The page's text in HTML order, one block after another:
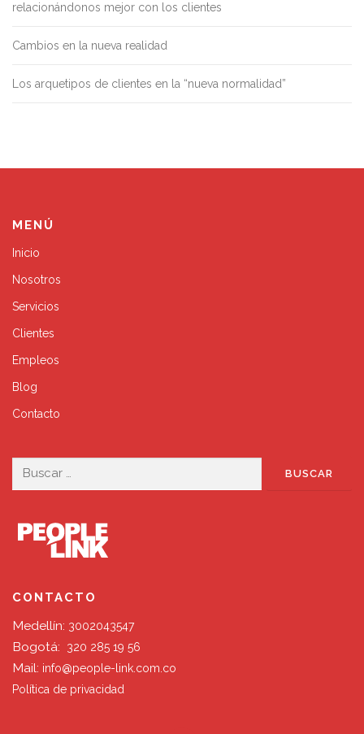
relacionándonos mejor con los clientes
Cambios en la nueva realidad
Los arquetipos de clientes en la “nueva normalidad”
MENÚ
Inicio
Nosotros
Servicios
Clientes
Empleos
Blog
Contacto
Buscar:
CONTACTO
Medellín: 3002043547
Bogotá: 320 285 19 56
Mail: info@people-link.com.co
Política de privacidad